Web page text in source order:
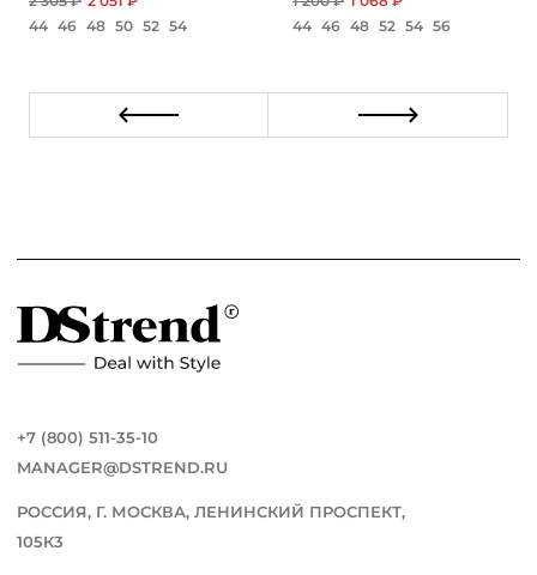
44 46 48 50 52 54
44 46 48 52 54 56
+7 (800) 511-35-10
MANAGER@DSTREND.RU
РОССИЯ, Г. МОСКВА, ЛЕНИНСКИЙ ПРОСПЕКТ,
105К3